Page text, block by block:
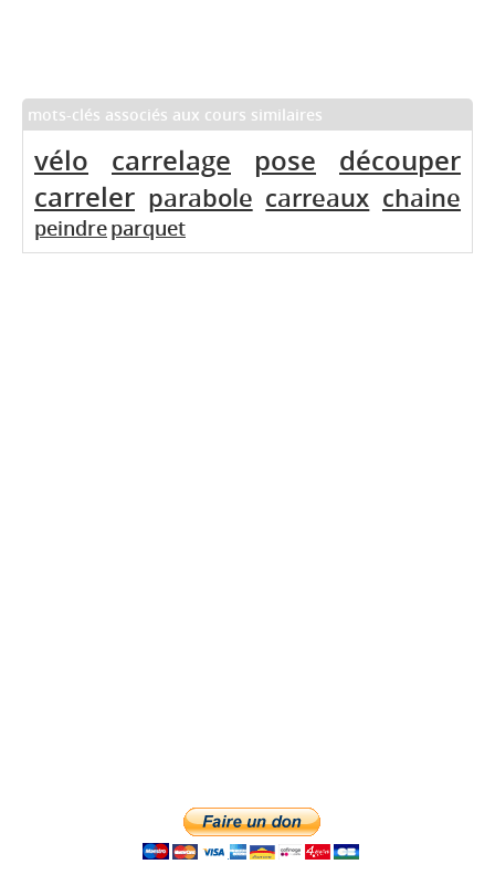
mots-clés associés aux cours similaires
vélo carrelage pose
découper
carreler parabole carreaux chaine
peindreparquet